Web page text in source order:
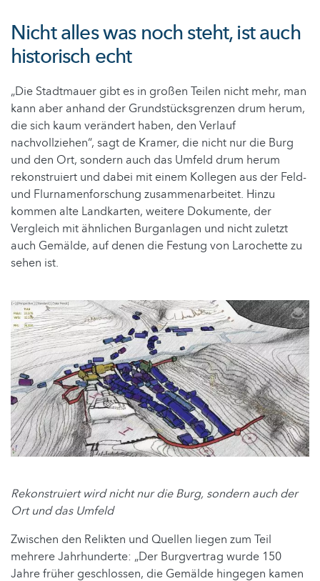
Nicht alles was noch steht, ist auch
historisch echt
„Die Stadtmauer gibt es in großen Teilen nicht mehr, man
kann aber anhand der Grundstücksgrenzen drum herum,
die sich kaum verändert haben, den Verlauf
nachvollziehen“, sagt de Kramer, die nicht nur die Burg
und den Ort, sondern auch das Umfeld drum herum
rekonstruiert und dabei mit einem Kollegen aus der Feld-
und Flurnamenforschung zusammenarbeitet. Hinzu
kommen alte Landkarten, weitere Dokumente, der
Vergleich mit ähnlichen Burganlagen und nicht zuletzt
auch Gemälde, auf denen die Festung von Larochette zu
sehen ist.
Rekonstruiert wird nicht nur die Burg, sondern auch der
Ort und das Umfeld
Zwischen den Relikten und Quellen liegen zum Teil
mehrere Jahrhunderte: „Der Burgvertrag wurde 150
Jahre früher geschlossen, die Gemälde hingegen kamen